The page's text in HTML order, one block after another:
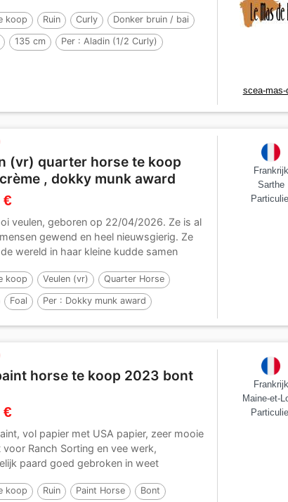
koop Ruin Curly Donker bruin / bai
135 cm Per :Aladin (1/2 Curly)
scea-mas-
(vr) quarter horse te koop
, dokky munk award
€
veulen, geboren op 22/04/2026. Ze is al
gewend en heel nieuwsgierig. Ze
wereld in haar kleine kudde samen
koop Veulen (vr) Quarter Horse
Foal Per : Dokky munk award
Frankrijk
Sarthe
horse te koop 2023 bont
€
vol papier met USA papier, zeer mooie
Ranch Sorting en vee werk,
paard goed gebroken in weet
koop Ruin Paint Horse Bont
Frankrijk
Maine-et-